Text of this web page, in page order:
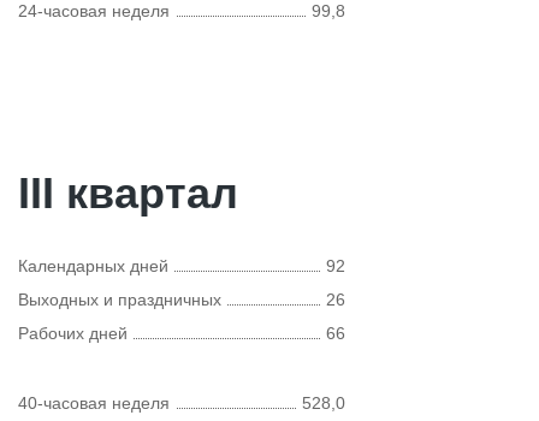
24-часовая неделя
99,8
III квартал
Календарных дней
92
Выходных и праздничных
26
Рабочих дней
66
40-часовая неделя 528,0